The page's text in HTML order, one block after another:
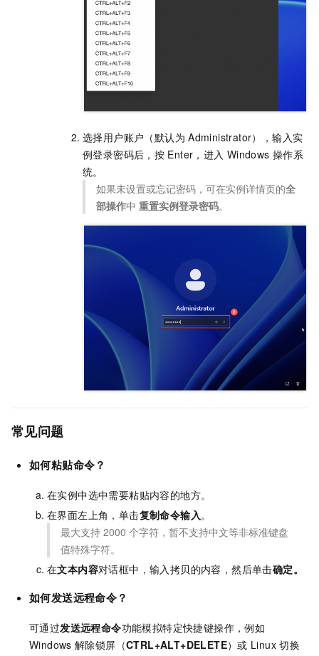
选择用户账户（默认为 Administrator），输入实
例登录密码后，按 Enter，进入 Windows 操作系
统。
如果未设置或忘记密码，可在实例详情页的全
部操作中 重置实例登录密码。
常见问题
如何粘贴命令？
在实例中选中需要粘贴内容的地方。
在界面左上角，单击复制命令输入 。
最大支持 2000 个字符，暂不支持中文等非标准键盘
值特殊字符。
在文本内容对话框中，输入拷贝的内容，然后单击确定。
如何发送远程命令？
可通过发送远程命令功能模拟特定快捷键操作，例如
Windows 解除锁屏（CTRL+ALT+DELETE）或 Linux 切换